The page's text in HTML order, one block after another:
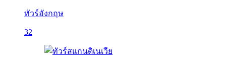
ทัวร์อังกฤษ
32